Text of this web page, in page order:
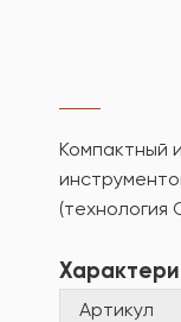
Компактный
(технология
Артикул